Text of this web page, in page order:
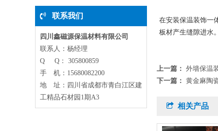
联系我们
四川鑫磁源保温材料有限公司
联系人：杨经理
Q Q： 305800859
手 机：15680082200
地 址：四川省成都市青白江区建
工精品石材园1期A3
在安装保温装饰一
板材产生缝隙进水
上一篇： 外墙保温
下一篇： 黄金麻陶
相关产品